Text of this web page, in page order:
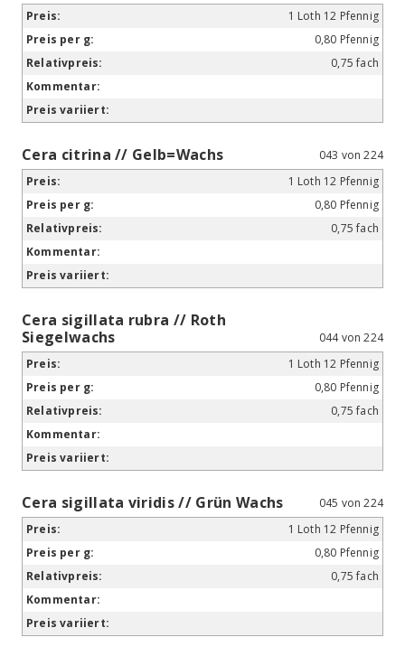
1 Loth 12 Pfennig
0,80 Pfennig
0,75 fach
Cera citrina // Gelb=Wachs
043 von 224
1 Loth 12 Pfennig
0,80 Pfennig
0,75 fach
Cera sigillata rubra // Roth
Siegelwachs
044 von 224
1 Loth 12 Pfennig
0,80 Pfennig
0,75 fach
Cera sigillata viridis // Grün Wachs
045 von 224
1 Loth 12 Pfennig
0,80 Pfennig
0,75 fach